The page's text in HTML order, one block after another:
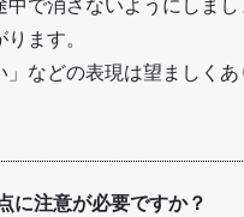
で消さないようにしま
ます。
」などの表現は望ましく
に注意が必要ですか？